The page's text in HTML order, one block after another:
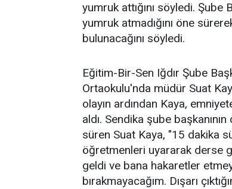
yumruk attığını söyledi. Şube
yumruk atmadığını öne
bulunacağını söyledi.
Eğitim-Bir-Sen Iğdır Şube
Ortaokulu'nda müdür Suat
olayın ardından Kaya,
aldı. Sendika şube
süren Suat Kaya, "15 dakika
öğretmenleri uyararak derse
geldi ve bana hakaretler
bırakmayacağım. Dışarı